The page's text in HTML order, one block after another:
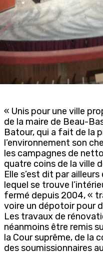
« Unis pour une ville
de la maire de Beau-
Batour, qui a fait de la
l’environnement son
les campagnes de
quatre coins de la ville
Elle s’est dit par
lequel se trouve
fermé depuis 2004, «
voire un dépotoir pour
Les travaux de
néanmoins être remis
la Cour suprême, de la
des soumissionnaires